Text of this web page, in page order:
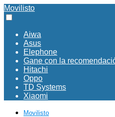
Movilisto
Aiwa
Asus
Elephone
Gane con la
Hitachi
Oppo
TD Systems
Xiaomi
Movilisto